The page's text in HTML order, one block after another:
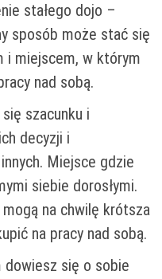
stałego dojo –
sposób może stać się
i miejscem, w którym
nad sobą.
szacunku i
decyzji i
Miejsce gdzie
siebie dorosłymi.
na chwilę krótsza
na pracy nad sobą.
się o sobie